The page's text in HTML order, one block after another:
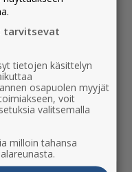
ja
auttaa,
seikkailijat,
ja
tarvitsevat
tietojen käsittelyn
osapuolen myyjät
voit
valitsemalla
milloin tahansa